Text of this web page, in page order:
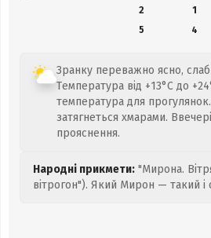
2
1
5
4
Зранку переважно ясно,
Температура від +13°C до
температура для
затягнеться хмарами.
прояснення.
Народні прикмети: "Мирона.
вітрогон"). Який Мирон — такий і